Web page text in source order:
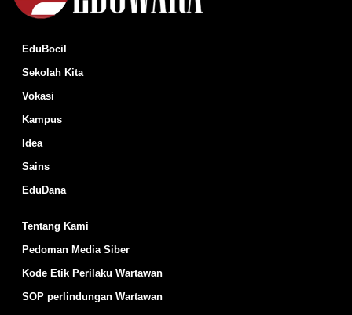
EduBocil
Sekolah Kita
Vokasi
Kampus
Idea
Sains
EduDana
Tentang Kami
Pedoman Media Siber
Kode Etik Perilaku Wartawan
SOP perlindungan Wartawan